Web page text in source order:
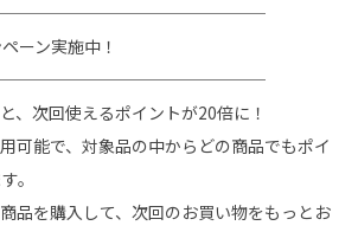
ーン実施中！
、次回使えるポイントが20倍に！
可能で、対象品の中からどの商品でもポイ
。
品を購入して、次回のお買い物をもっとお